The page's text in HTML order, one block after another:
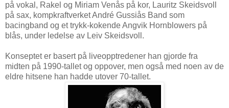
på vokal, Rakel og Miriam Venås på kor, Lauritz Skeidsvoll
på sax, kompkraftverket André Gussiås Band som
bacingband og et trykk-kokende Angvik Hornblowers på
blås, under ledelse av Leiv Skeidsvoll.
Konseptet er basert på liveopptredener han gjorde fra
midten på 1990-tallet og oppover, men også med noen av de
eldre hitsene han hadde utover 70-tallet.